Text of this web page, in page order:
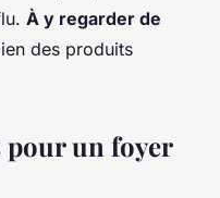
À y regarder de
des produits
un foyer